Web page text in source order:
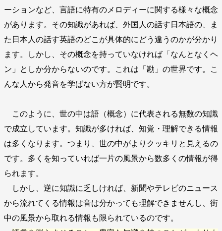
ーションなど、言語に特有のメロディーに関する様々な概念
があります。その知識があれば、外国人の話す日本語の、ま
た日本人の話す英語のどこが具体的にどう違うのかが分かり
ます。しかし、その概念を持っていなければ「なんとなくヘ
ン」としか分からないのです。これは「勘」の世界です。こ
んな人から発音を学ばない方が賢明です。
このように、世の中は語（概念）に代表される無数の知識
で成立しています。知識が多ければ、知覚・理解できる情報
は多くなります。つまり、世の中がよりクッキリと見えるの
です。多くを知っていれば一片の風景から数多くの情報が得
られます。
しかし、逆に知識に乏しければ、新聞やテレビのニュース
から流れてくる情報は音は分かっても理解できませんし、街
中の風景から取れる情報も限られているのです。